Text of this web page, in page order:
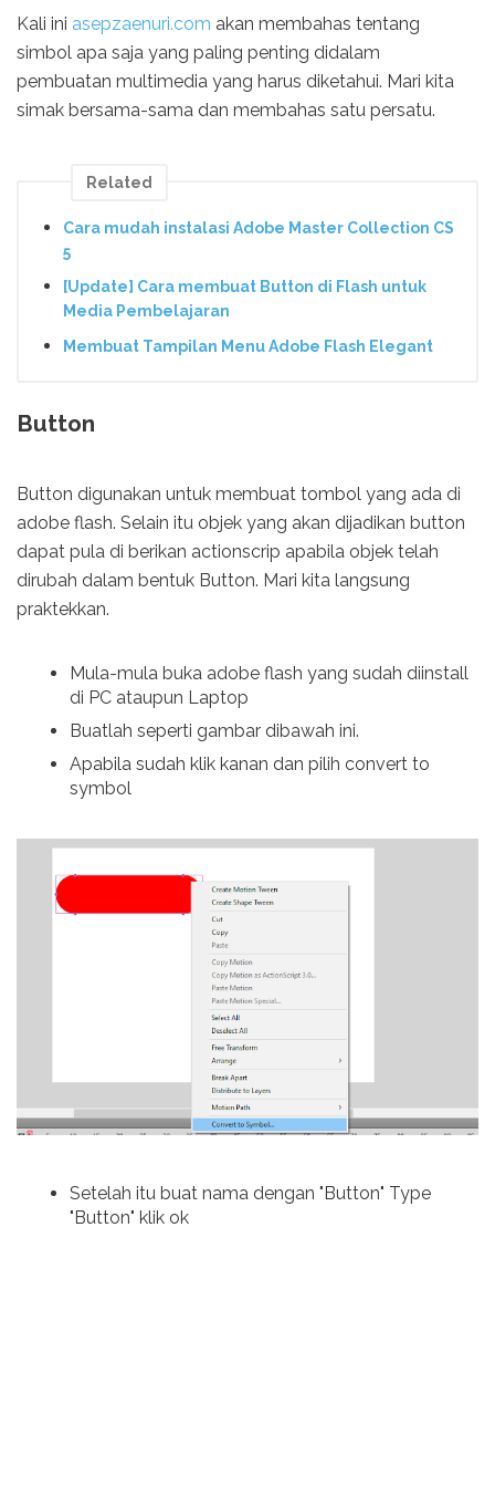
Kali ini asepzaenuri.com akan membahas tentang
simbol apa saja yang paling penting didalam
pembuatan multimedia yang harus diketahui. Mari kita
simak bersama-sama dan membahas satu persatu.
Related
Cara mudah instalasi Adobe Master Collection CS
5
[Update] Cara membuat Button di Flash untuk
Media Pembelajaran
Membuat Tampilan Menu Adobe Flash Elegant
Button
Button digunakan untuk membuat tombol yang ada di
adobe flash. Selain itu objek yang akan dijadikan button
dapat pula di berikan actionscrip apabila objek telah
dirubah dalam bentuk Button. Mari kita langsung
praktekkan.
Mula-mula buka adobe flash yang sudah diinstall
di PC ataupun Laptop
Buatlah seperti gambar dibawah ini.
Apabila sudah klik kanan dan pilih convert to
symbol
Setelah itu buat nama dengan "Button" Type
"Button" klik ok